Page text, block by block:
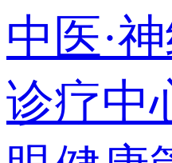
中医·
诊疗中